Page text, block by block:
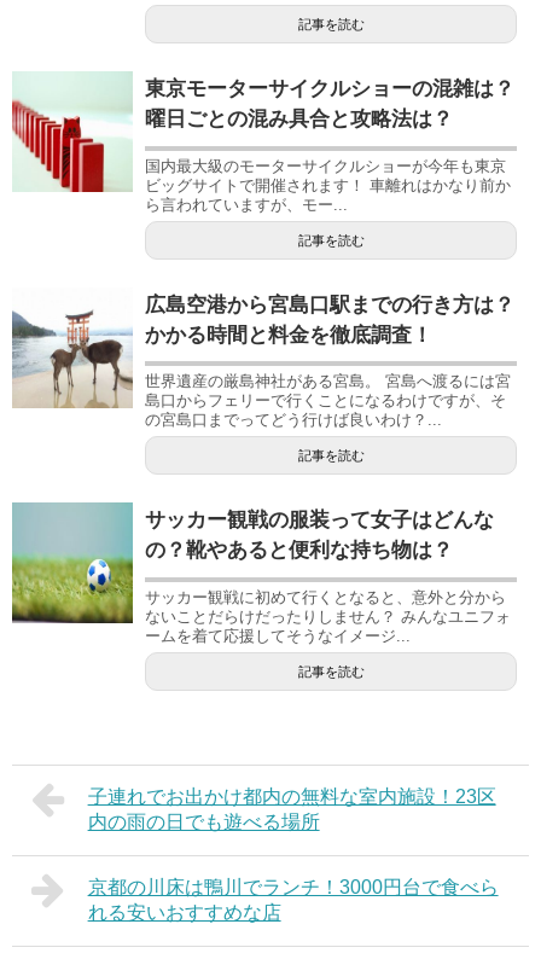
記事を読む
東京モーターサイクルショーの混雑は？
曜日ごとの混み具合と攻略法は？
国内最大級のモーターサイクルショーが今年も東京
ビッグサイトで開催されます！ 車離れはかなり前か
ら言われていますが、モー...
記事を読む
広島空港から宮島口駅までの行き方は？
かかる時間と料金を徹底調査！
世界遺産の厳島神社がある宮島。 宮島へ渡るには宮
島口からフェリーで行くことになるわけですが、そ
の宮島口までってどう行けば良いわけ？...
記事を読む
サッカー観戦の服装って女子はどんな
の？靴やあると便利な持ち物は？
サッカー観戦に初めて行くとなると、意外と分から
ないことだらけだったりしません？ みんなユニフォ
ームを着て応援してそうなイメージ...
記事を読む
子連れでお出かけ都内の無料な室内施設！23区
内の雨の日でも遊べる場所
京都の川床は鴨川でランチ！3000円台で食べら
れる安いおすすめな店